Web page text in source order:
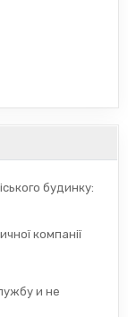
будинку:
компанії
и не